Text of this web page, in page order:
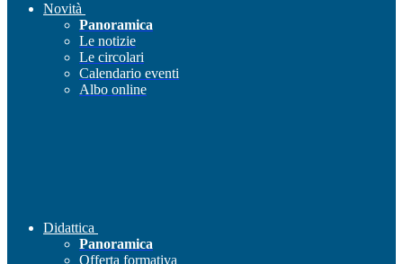
Novità
Panoramica
Le notizie
Le circolari
Calendario eventi
Albo online
Didattica
Panoramica
Offerta formativa